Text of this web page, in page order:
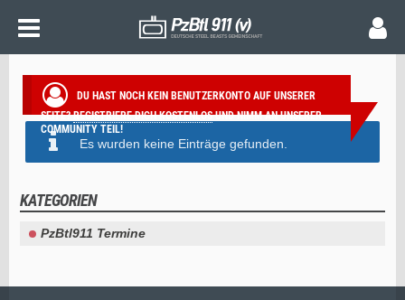
DU HAST NOCH KEIN BENUTZERKONTO AUF UNSERER
SEITE?REGISTRIERE DICH KOSTENLOSUND NIMM AN UNSERER
COMMUNITY TEIL!
ANSTEHENDE TERMINE
Es wurden keine Einträge gefunden.
KATEGORIEN
PzBtl911 Termine